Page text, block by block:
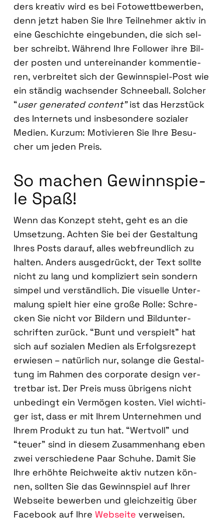
ders krea­tiv wird es bei Foto­wett­be­wer­ben,
denn jetzt haben Sie Ihre Teil­neh­mer aktiv in
eine Geschich­te ein­ge­bun­den, die sich sel­
ber schreibt. Wäh­rend Ihre Fol­lower ihre Bil­
der pos­ten und unter­ein­an­der kom­men­tie­
ren, ver­brei­tet sich der Gewinn­spiel-Post wie
ein stän­dig wach­sen­der Schnee­ball. Sol­cher
“user gene­ra­ted con­tent”ist das Herz­stück
des Inter­nets und ins­be­son­de­re sozia­ler
Medi­en. Kurz­um: Moti­vie­ren Sie Ihre Besu­
cher um jeden Preis.
So machen Gewinn­spie­
le Spaß!
Wenn das Kon­zept steht, geht es an die
Umset­zung. Ach­ten Sie bei der Gestal­tung
Ihres Posts dar­auf, alles web­freund­lich zu
hal­ten. Anders aus­ge­drückt, der Text soll­te
nicht zu lang und kom­pli­ziert sein son­dern
sim­pel und ver­ständ­lich. Die visu­el­le Unter­
ma­lung spielt hier eine gro­ße Rol­le: Schre­
cken Sie nicht vor Bil­dern und Bild­un­ter­
schrif­ten zurück. “Bunt und ver­spielt” hat
sich auf sozia­len Medi­en als Erfolgs­re­zept
erwie­sen – natür­lich nur, solan­ge die Gestal­
tung im Rah­men des cor­po­ra­te design ver­
tret­bar ist. Der Preis muss übri­gens nicht
unbe­dingt ein Ver­mö­gen kos­ten. Viel wich­ti­
ger ist, dass er mit Ihrem Unter­neh­men und
Ihrem Pro­dukt zu tun hat. “Wert­voll” und
“teu­er” sind in die­sem Zusam­men­hang eben
zwei ver­schie­de­ne Paar Schu­he. Damit Sie
Ihre erhöh­te Reich­wei­te aktiv nut­zen kön­
nen, soll­ten Sie das Gewinn­spiel auf Ihrer
Web­sei­te bewer­ben und gleich­zei­tig über
Face­book auf Ihre Web­sei­te ver­wei­sen.